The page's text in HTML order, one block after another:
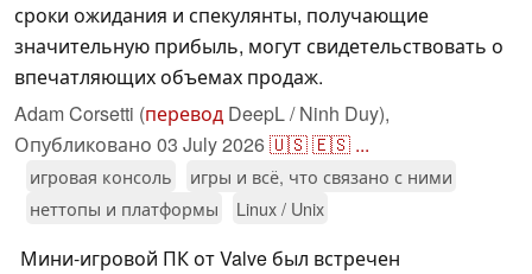
сроки ожидания и спекулянты, получающие
значительную прибыль, могут свидетельствовать о
впечатляющих объемах продаж.
Adam Corsetti (перевод DeepL / Ninh Duy),
Опубликовано 03 July 2026🇺🇸🇪🇸 ...
игровая консоль
игры и всё, что связано с ними
неттопы и платформы
Linux / Unix
Мини-игровой ПК от Valve был встречен